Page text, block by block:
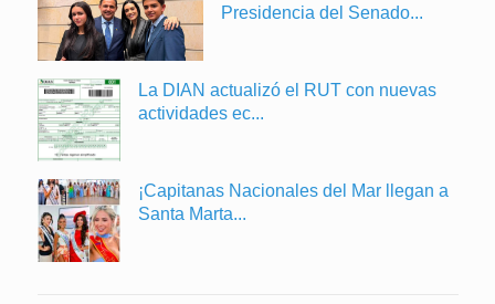
Presidencia del Senado...
La DIAN actualizó el RUT con nuevas
actividades ec...
¡Capitanas Nacionales del Mar llegan a
Santa Marta...